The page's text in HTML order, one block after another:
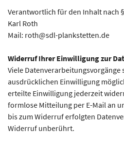
Verantwortlich für den Inhalt nach §
Karl Roth
Mail: roth@sdl-plankstetten.de
Widerruf Ihrer Einwilligung zur
Viele
ausdrücklichen Einwilligung
erteilte Einwilligung jederzeit
formlose Mitteilung per E-Mail an
bis zum Widerruf erfolgten
Widerruf unberührt.